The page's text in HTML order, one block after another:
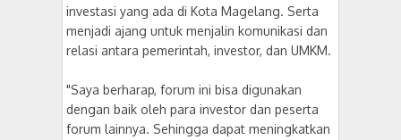
investasi yang ada di Kota Magelang. Serta
menjadi ajang untuk menjalin komunikasi dan
relasi antara pemerintah, investor, dan UMKM.
"Saya berharap, forum ini bisa digunakan
dengan baik oleh para investor dan peserta
forum lainnya. Sehingga dapat meningkatkan